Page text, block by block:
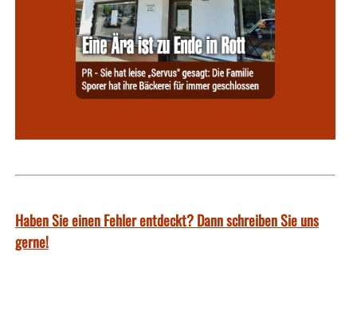
Haben Sie einen Fehler entdeckt? Dann schreiben Sie uns
gerne!